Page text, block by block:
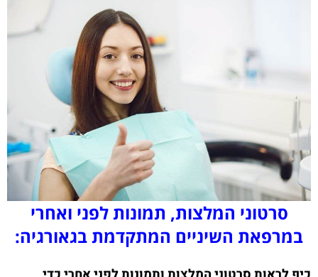
סרטוני המלצות, תמונות לפני ואחרי
במרפאת השיניים המתקדמת בגאורגיה: